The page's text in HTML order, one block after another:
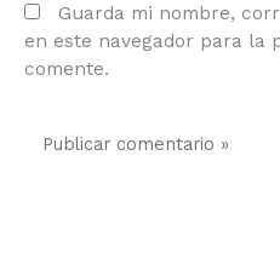
Guarda mi nombre,
en este navegador para la
comente.